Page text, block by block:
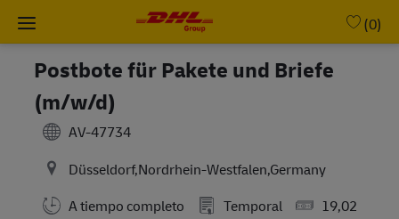
Skip to main content
(0)
Postbote für Pakete und Briefe
(m/w/d)
AV-47734
Düsseldorf,Nordrhein-Westfalen,Germany
A tiempo completo
Temporal
19,02